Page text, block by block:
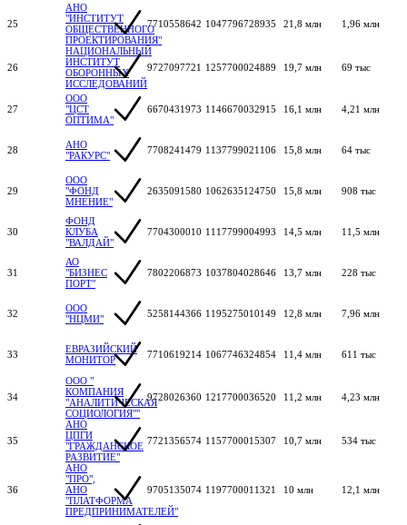
25
АНО
"ИНСТИТУТ
ОБЩЕСТВЕННОГО
ПРОЕКТИРОВАНИЯ"
7710558642 1047796728935 21,8 млн 1,96 млн
26
НАЦИОНАЛЬНЫЙ
ИНСТИТУТ
ОБОРОННЫХ
ИССЛЕДОВАНИЙ
9727097721 1257700024889 19,7 млн 69 тыс
27
ООО
"ЦСТ
ОПТИМА"
6670431973 1146670032915 16,1 млн 4,21 млн
28
АНО
"РАКУРС"
7708241479 1137799021106 15,8 млн 64 тыс
29
ООО
"ФОНД
МНЕНИЕ"
2635091580 1062635124750 15,8 млн 908 тыс
30
ФОНД
КЛУБА
"ВАЛДАЙ"
7704300010 1117799004993 14,5 млн 11,5 млн
31
АО
"БИЗНЕС
ПОРТ"
7802206873 1037804028646 13,7 млн 228 тыс
32
ООО
"НЦМИ"
5258144366 1195275010149 12,8 млн 7,96 млн
33
ЕВРАЗИЙСКИЙ
МОНИТОР
7710619214 1067746324854 11,4 млн 611 тыс
34
ООО "
КОМПАНИЯ
"АНАЛИТИЧЕСКАЯ
СОЦИОЛОГИЯ""
9728026360 1217700036520 11,2 млн 4,23 млн
35
АНО
ЦПГИ
"ГРАЖДАНСКОЕ
РАЗВИТИЕ"
7721356574 1157700015307 10,7 млн 534 тыс
36
АНО
"ПРО",
АНО
"ПЛАТФОРМА
ПРЕДПРИНИМАТЕЛЕЙ"
9705135074 1197700011321 10 млн 12,1 млн